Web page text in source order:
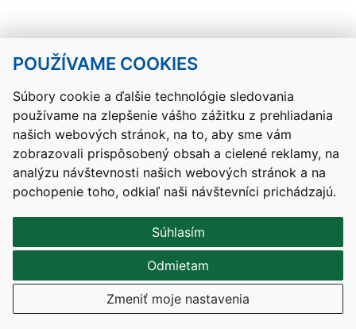
POUŽÍVAME COOKIES
Súbory cookie a ďalšie technológie sledovania
používame na zlepšenie vášho zážitku z prehliadania
našich webových stránok, na to, aby sme vám
zobrazovali prispôsobený obsah a cielené reklamy, na
analýzu návštevnosti našich webových stránok a na
pochopenie toho, odkiaľ naši návštevníci prichádzajú.
Súhlasím
Odmietam
Zmeniť moje nastavenia
Kontakty Mapa stránky RSS
Vyhlásenie o prístupnosti
Nastavenia cookies
Prevádzkovateľom služby je Ministerstvo školstva, výskumu,
vývoja a mládeže Slovenskej republiky.